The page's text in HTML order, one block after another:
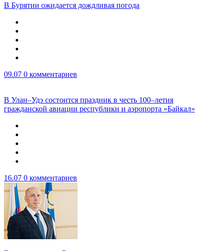
В Бурятии ожидается дождливая погода
09.07 0 комментариев
В Улан–Удэ состоится праздник в честь 100–летия
гражданской авиации республики и аэропорта «Байкал»
16.07 0 комментариев